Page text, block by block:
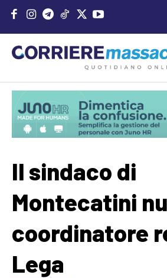
Il sindaco di
Montecatini
coordinatore
Lega